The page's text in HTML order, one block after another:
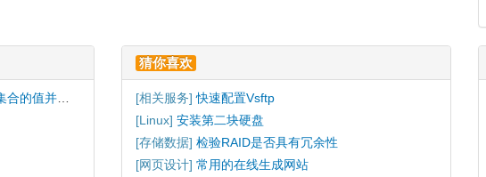
猜你喜欢
[相关服务] 快速配置Vsftp
[Linux] 安装第二块硬盘
[存储数据] 检验RAID是否具有冗余性
[网页设计] 常用的在线生成网站